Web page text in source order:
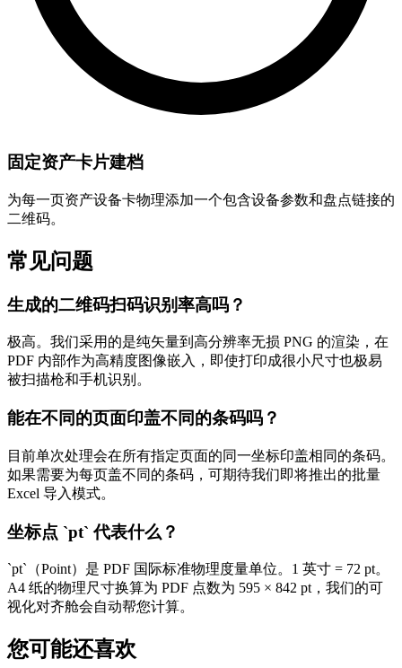
固定资产卡片建档
为每一页资产设备卡物理添加一个包含设备参数和盘点链接的
二维码。
常见问题
生成的二维码扫码识别率高吗？
极高。我们采用的是纯矢量到高分辨率无损 PNG 的渲染，在
PDF 内部作为高精度图像嵌入，即使打印成很小尺寸也极易
被扫描枪和手机识别。
能在不同的页面印盖不同的条码吗？
目前单次处理会在所有指定页面的同一坐标印盖相同的条码。
如果需要为每页盖不同的条码，可期待我们即将推出的批量
Excel 导入模式。
坐标点 `pt` 代表什么？
`pt`（Point）是 PDF 国际标准物理度量单位。1 英寸 = 72 pt。
A4 纸的物理尺寸换算为 PDF 点数为 595 × 842 pt，我们的可
视化对齐舱会自动帮您计算。
您可能还喜欢